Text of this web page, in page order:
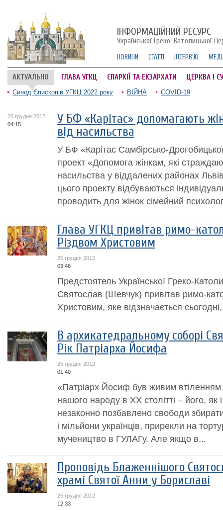
ІНФОРМАЦІЙНИЙ РЕСУРС
Української Греко-Католицької
НОВИНИ СТАТТІ ІНТЕРВ'Ю
АКТУАЛЬНО ГЛАВА УГКЦ ЄПАРХІЇ ТА ЕКЗАРХАТИ ЦЕРКВА І
Синод Єпископів УГКЦ 2022 року ВІЙНА COVID-19
25 грудня 2012
04:15
У БФ «Карітас» допомагають
від насильства
У БФ «Карітас Самбірсько-
проект «Допомога жінкам, які
насильства у віддалених районах
цього проекту відбуваютьcя
проводить для жінок сімейний
Глава УГКЦ привітав римо-
Різдвом Христовим
25 грудня 2012
03:46
Предстоятель Української Греко-
Святослав (Шевчук) привітав римо-
Христовим, яке відзначається
В архикатедральному соборі
Рік Патріарха Йосифа
25 грудня 2012
01:40
«Патріарх Йосиф був живим втіленням
нашого народу в ХХ столітті – його, як
незаконно позбавлено свободи
і мільйони українців, прирекли на
мучеництво в ГУЛАГу. Але якщо в...
Проповідь Блаженнішого
храмі Святої Анни у Бориславі
25 грудня 2012
12:33